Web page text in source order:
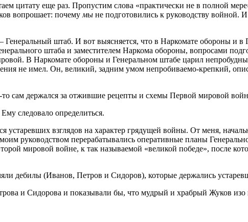
цитату еще раз. Пропустим слова «практически не в полной
вопрошает: почему мы не подготовились к руководству войной. И
Генеральный штаб. И вот выясняется, что в Наркомате обороны и
штаба и заместителем Наркома обороны, вопросами
В Наркомате обороны и Генеральном штабе царил
не имел. Он, великий, задним умом непробиваемо-крепкий,
сам держался за отжившие рецепты и схемы Первой мировой
следовало определиться.
взглядов на характер грядущей войны. От меня,
руководством перерабатывались оперативные планы
мировой войне, к так называемой «великой победе», после
дебилы (Иванов, Петров и Сидоров), которые держались
и Сидорова и показывали бы, что мудрый и храбрый Жуков изо